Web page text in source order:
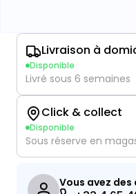
Livraison à
Disponible
Livré sous 6 semaines
Click & collect
Disponible
Sous réserve en
Vous avez